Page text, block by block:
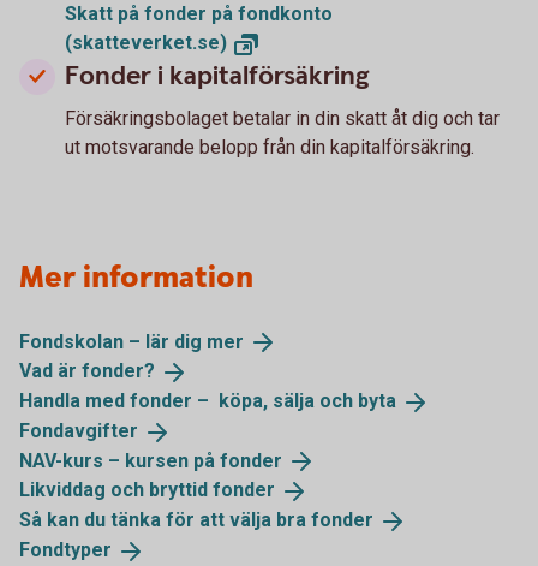
Skatt på fonder på fondkonto
(skatteverket.se)
Fonder i kapitalförsäkring
Försäkringsbolaget betalar in din skatt åt dig och tar
ut motsvarande belopp från din kapitalförsäkring.
Mer information
Fondskolan – lär dig mer
Vad är fonder?
Handla med fonder – köpa, sälja och byta
Fondavgifter
NAV-kurs – kursen på fonder
Likviddag och bryttid fonder
Så kan du tänka för att välja bra fonder
Fondtyper